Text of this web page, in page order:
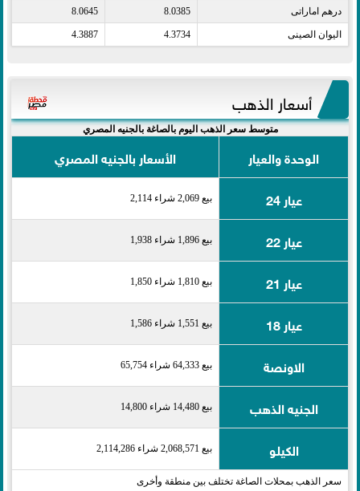
درهم اماراتى​ 8.0385
8.0645
اليوان الصينى​ 4.3734
4.3887
أسعار الذهب
متوسط سعر الذهب اليوم بالصاغة بالجنيه المصري
الوحدة والعيار
الأسعار بالجنيه المصري
عيار 24
بيع 2,069 شراء 2,114
عيار 22 بيع 1,896 شراء 1,938
عيار 21 بيع 1,810 شراء 1,850
عيار 18 بيع 1,551 شراء 1,586
الاونصة بيع 64,333 شراء 65,754
الجنيه الذهب بيع 14,480 شراء 14,800
الكيلو بيع 2,068,571 شراء 2,114,286
سعر الذهب بمحلات الصاغة تختلف بين منطقة وأخرى